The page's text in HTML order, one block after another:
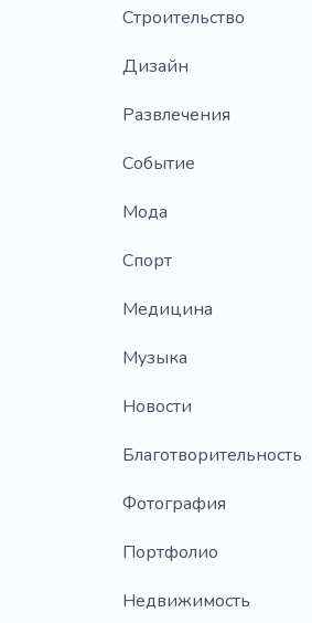
Строительство
Дизайн
Развлечения
Событие
Мода
Cпорт
Медицина
Музыка
Новости
Благотворительность
Фотография
Портфолио
Недвижимость